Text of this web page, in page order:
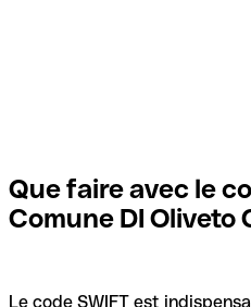
Que faire avec le
Comune DI Oliveto
Le code SWIFT est